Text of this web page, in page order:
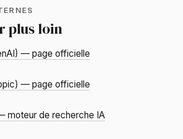
plus loin
— page officielle
— page officielle
moteur de recherche IA